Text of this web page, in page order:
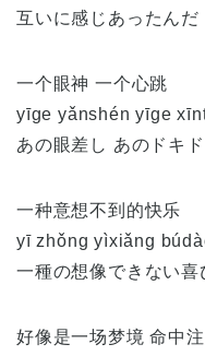
互いに感じあったんだ
一个眼神 一个心跳
yīge yǎnshén yīge
あの眼差し あのドキ
一种意想不到的快乐
yī zhǒng yìxiǎng
一種の想像できない喜
好像是一场梦境 命中